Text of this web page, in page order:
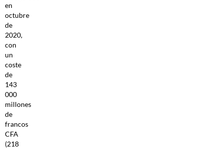
en
octubre
de
2020,
con
un
coste
de
143
000
millones
de
francos
CFA
(218